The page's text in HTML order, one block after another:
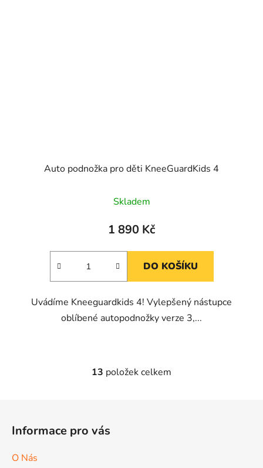
Auto podnožka pro děti KneeGuardKids 4
Skladem
1 890 Kč
DO KOŠÍKU
Uvádíme Kneeguardkids 4! Vylepšený nástupce
oblíbené autopodnožky verze 3,...
O
13 položek celkem
Informace pro vás
O Nás